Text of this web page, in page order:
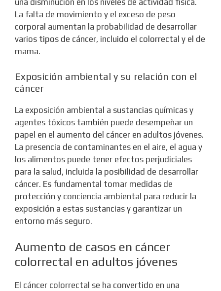
una disminución en los niveles de actividad física.
La falta de movimiento y el exceso de peso
corporal aumentan la probabilidad de desarrollar
varios tipos de cáncer, incluido el colorrectal y el de
mama.
Exposición ambiental y su relación con el
cáncer
La exposición ambiental a sustancias químicas y
agentes tóxicos también puede desempeñar un
papel en el aumento del cáncer en adultos jóvenes.
La presencia de contaminantes en el aire, el agua y
los alimentos puede tener efectos perjudiciales
para la salud, incluida la posibilidad de desarrollar
cáncer. Es fundamental tomar medidas de
protección y conciencia ambiental para reducir la
exposición a estas sustancias y garantizar un
entorno más seguro.
Aumento de casos en cáncer
colorrectal en adultos jóvenes
El cáncer colorrectal se ha convertido en una